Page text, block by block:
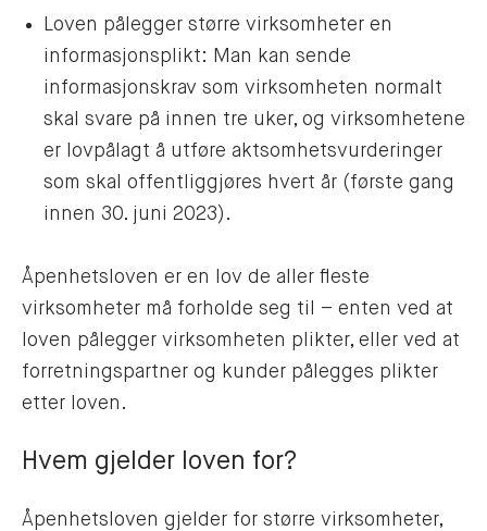
Loven pålegger større virksomheter en
informasjonsplikt: Man kan sende
informasjonskrav som virksomheten normalt
skal svare på innen tre uker, og virksomhetene
er lovpålagt å utføre aktsomhetsvurderinger
som skal offentliggjøres hvert år (første gang
innen 30. juni 2023).
Åpenhetsloven er en lov de aller fleste
virksomheter må forholde seg til – enten ved at
loven pålegger virksomheten plikter, eller ved at
forretningspartner og kunder pålegges plikter
etter loven.
Hvem gjelder loven for?
Åpenhetsloven gjelder for større virksomheter,